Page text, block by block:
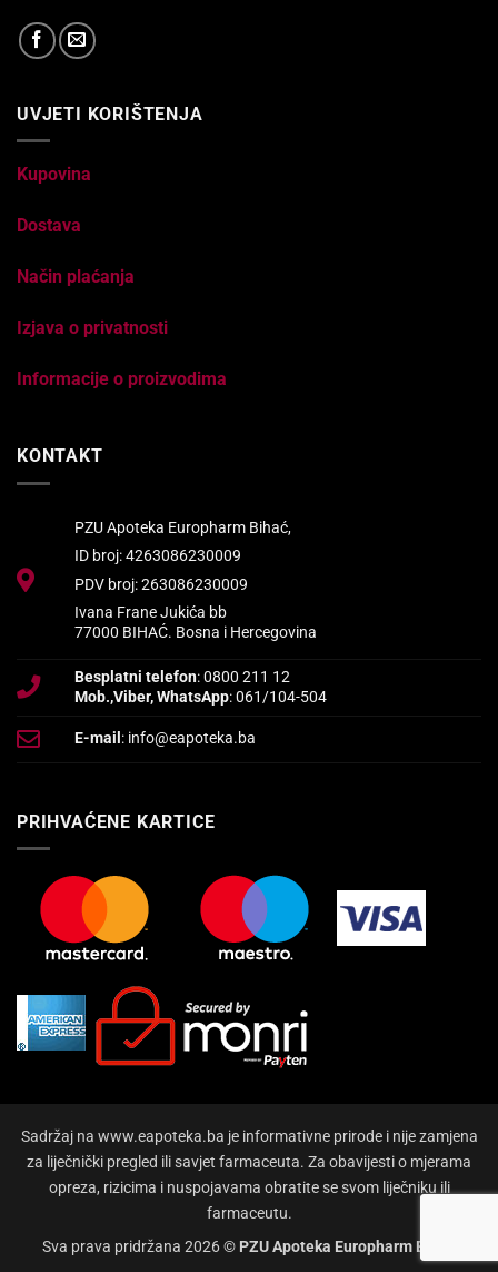
UVJETI KORIŠTENJA
Kupovina
Dostava
Način plaćanja
Izjava o privatnosti
Informacije o proizvodima
KONTAKT
PZU Apoteka Europharm Bihać,
ID broj: 4263086230009
PDV broj: 263086230009
Ivana Frane Jukića bb
77000 BIHAĆ. Bosna i Hercegovina
Besplatni telefon: 0800 211 12
Mob.,Viber, WhatsApp: 061/104-504
E-mail : info@eapoteka.ba
PRIHVAĆENE KARTICE
Sadržaj na www.eapoteka.ba je informativne prirode i nije zamjena
za liječnički pregled ili savjet farmaceuta. Za obavijesti o mjerama
opreza, rizicima i nuspojavama obratite se svom liječniku ili
farmaceutu.
Sva prava pridržana 2026 © PZU Apoteka Europharm Bihać